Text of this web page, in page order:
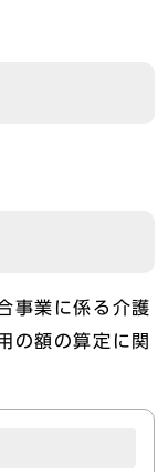
事業に係る介護
の額の算定に関